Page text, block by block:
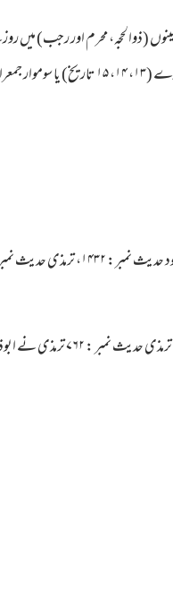
آئی ہے۔ 2 او رہرقمری کی تیرہ ، چودہ، پندرہ تاریخ کا روزہ رکھنے کی ترغیب وار دہے۔3 حرمت والے مہینوں
سوموار اور جمعرات کا روزہ رکھنے کی ترغیب آئی ہے۔ ان میں رجب بھی شامل ہوجا تا ہے اگر آپ ہر مہینے روزے رکھنا چاہتے
# حضر قتادہ ﷜سے روایت ہے نبیﷺ نے فرمایا۔ ’’جب تو مہینے میں تین روزے رکھے، تو تیرہ ، چوہدہ،